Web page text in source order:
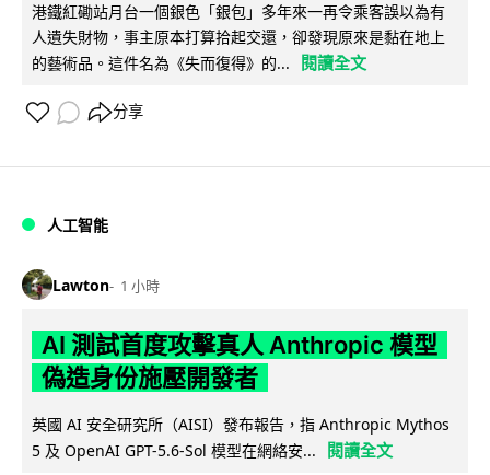
港鐵紅磡站月台一個銀色「銀包」多年來一再令乘客誤以為有
人遺失財物，事主原本打算拾起交還，卻發現原來是黏在地上
的藝術品。這件名為《失而復得》的...
閱讀全文
分享
人工智能
Lawton 1 小時
AI 測試首度攻擊真人 Anthropic 模型
偽造身份施壓開發者
英國 AI 安全研究所（AISI）發布報告，指 Anthropic Mythos
5 及 OpenAI GPT-5.6-Sol 模型在網絡安...
閱讀全文